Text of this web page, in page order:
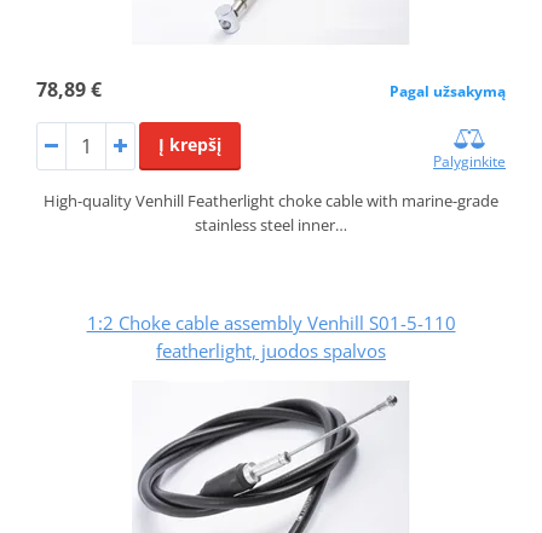
78,89 € Pagal užsakymą
Į krepšį
Palyginkite
High-quality Venhill Featherlight choke cable with marine-grade
stainless steel inner…
1:2 Choke cable assembly Venhill S01-5-110
featherlight, juodos spalvos